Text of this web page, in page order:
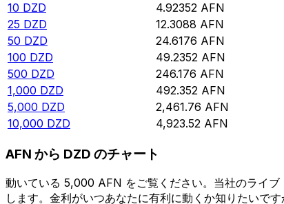
10 DZD 4.92352 AFN
25 DZD 12.3088 AFN
50 DZD 24.6176 AFN
100 DZD 49.2352 AFN
500 DZD 246.176 AFN
1,000 DZD 492.352 AFN
5,000 DZD 2,461.76 AFN
10,000 DZD 4,923.52 AFN
AFN から DZD のチャート
動いている 5,000 AFN をご覧ください。当社のライ
します。金利がいつあなたに有利に動くか知りたいで